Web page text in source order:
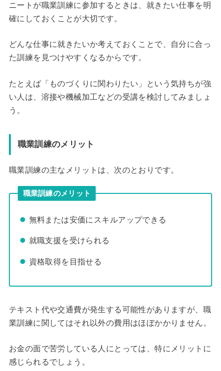
ニートが職業訓練に参加するときは、就きたい仕事を明
確にしておくことが大切です。
どんな仕事に就きたいか考えておくことで、自分に合っ
た訓練を見つけやすくなるからです。
たとえば「ものづくりに関わりたい」という気持ちが強
い人は、溶接や機械加工などの受講を検討してみましょ
う。
職業訓練のメリット
職業訓練の主なメリットは、次のとおりです。
職業訓練のメリット
無料または安価にスキルアップできる
就職支援を受けられる
資格取得を目指せる
テキスト代や交通費が発生する可能性がありますが、職
業訓練に関してはそれ以外の費用はほぼかかりません。
お金の面で苦労している人にとっては、特にメリットに
感じられるでしょう。